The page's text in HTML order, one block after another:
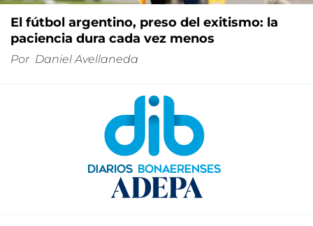
El fútbol argentino, preso del exitismo: la
paciencia dura cada vez menos
Por Daniel Avellaneda